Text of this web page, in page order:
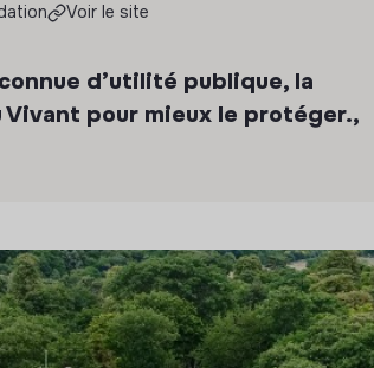
Voir le site
d’utilité publique, la
pour mieux le protéger.,